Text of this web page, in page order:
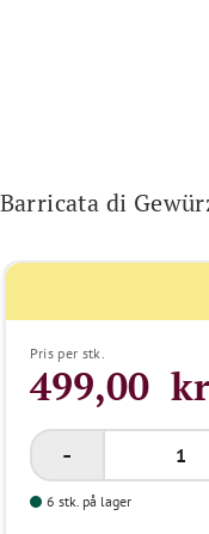
di
Pris per stk.
499,00
6 stk. på lager